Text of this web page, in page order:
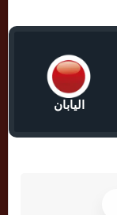
اليابان